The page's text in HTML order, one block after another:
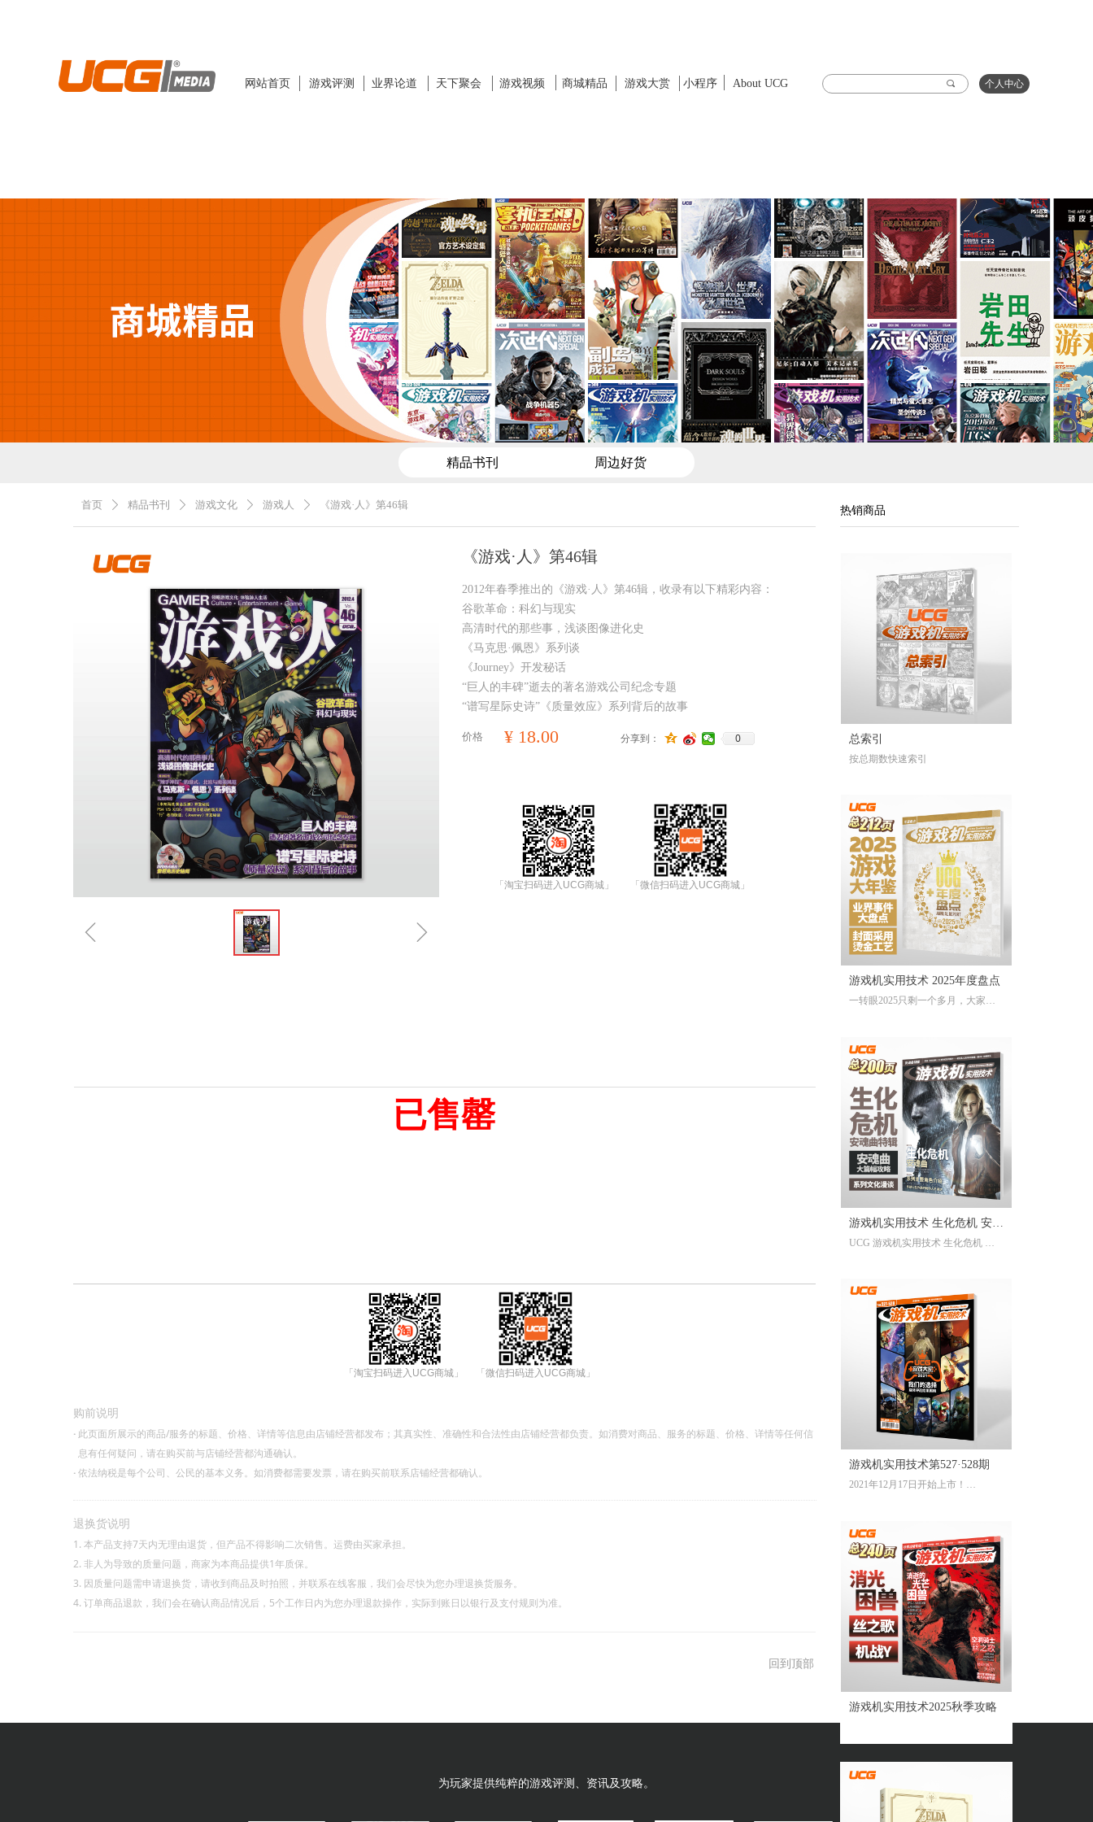
끠
网站首页 商城精品 游戏大赏
业界论道
游戏评测 天下聚会 游戏视频 小程序 About UCG 个人中心
首页 ꄲ 精品书刊 ꄲ 游戏文化 ꄲ 游戏人 ꄲ 《游戏·人》第46辑
ꁆ ꁇ
《游戏·人》第46辑
已售罄
价格 ¥ 18.00 分享到： 0
回到顶部
热销商品
「微信扫码进入UCG商城」
「淘宝扫码进入UCG商城」
2012年春季推出的《游戏·人》第46辑，收录有以下精彩内容：
谷歌革命：科幻与现实
高清时代的那些事，浅谈图像进化史
《马克思·佩恩》系列谈
《Journey》开发秘话
“巨人的丰碑”逝去的著名游戏公司纪念专题
“谱写星际史诗”《质量效应》系列背后的故事
购前说明
· 此页面所展示的商品/服务的标题、价格、详情等信息由店铺经营都发布；其真实性、准确性和合法性由店铺经营都负责。如消费对商品、服务的标题、价格、详情等任何信
息有任何疑问，请在购买前与店铺经营都沟通确认。
·依法纳税是每个公司、公民的基本义务。如消费都需要发票，请在购买前联系店铺经营都确认。
退换货说明
1. 本产品支持7天内无理由退货，但产品不得影响二次销售。运费由买家承担。
2. 非人为导致的质量问题，商家为本商品提供1年质保。
3. 因质量问题需申请退换货，请收到商品及时拍照，并联系在线客服，我们会尽快为您办理退换货服务。
4. 订单商品退款，我们会在确认商品情况后，5个工作日内为您办理退款操作，实际到账日以银行及支付规则为准。
精品书刊 周边好货
总索引
按总期数快速索引
游戏机实用技术 2025年度盘点
一转眼2025只剩一个多月，大家对
前一亮的独立游戏、令人印象深刻
的游戏大事？不记得也不要紧，
《游戏机实用技术 2025年度盘点》
已经帮你全部整合完毕。2025年度
的游戏资讯，看这一本就足够。
继承自UCG每年的年度特辑及合
刊，我们最经典的游戏大年鉴、游
戏大盘点栏目依然在线；年年有今
日岁岁有今朝，UCG小编们心目中
以聚众锐评环节，想要来围观吐槽
的朋友们也请绝对不要放过。此
多打赢复活赛的攻略栏目“实用至上
主义”——最全面的游戏盘点，最详
尽的年鉴资料，更有小而美周边随
限定版档位一起赠送，收藏价值妥
游戏机实用技术 生化危机 安魂
曲特辑
UCG 游戏机实用技术 生化危机 安
游戏机实用技术第527·528期
2021年12月17日开始上市！
游戏机实用技术2025秋季攻略
「微信扫码进入UCG商城」
「淘宝扫码进入UCG商城」
为玩家提供纯粹的游戏评测、资讯及攻略。